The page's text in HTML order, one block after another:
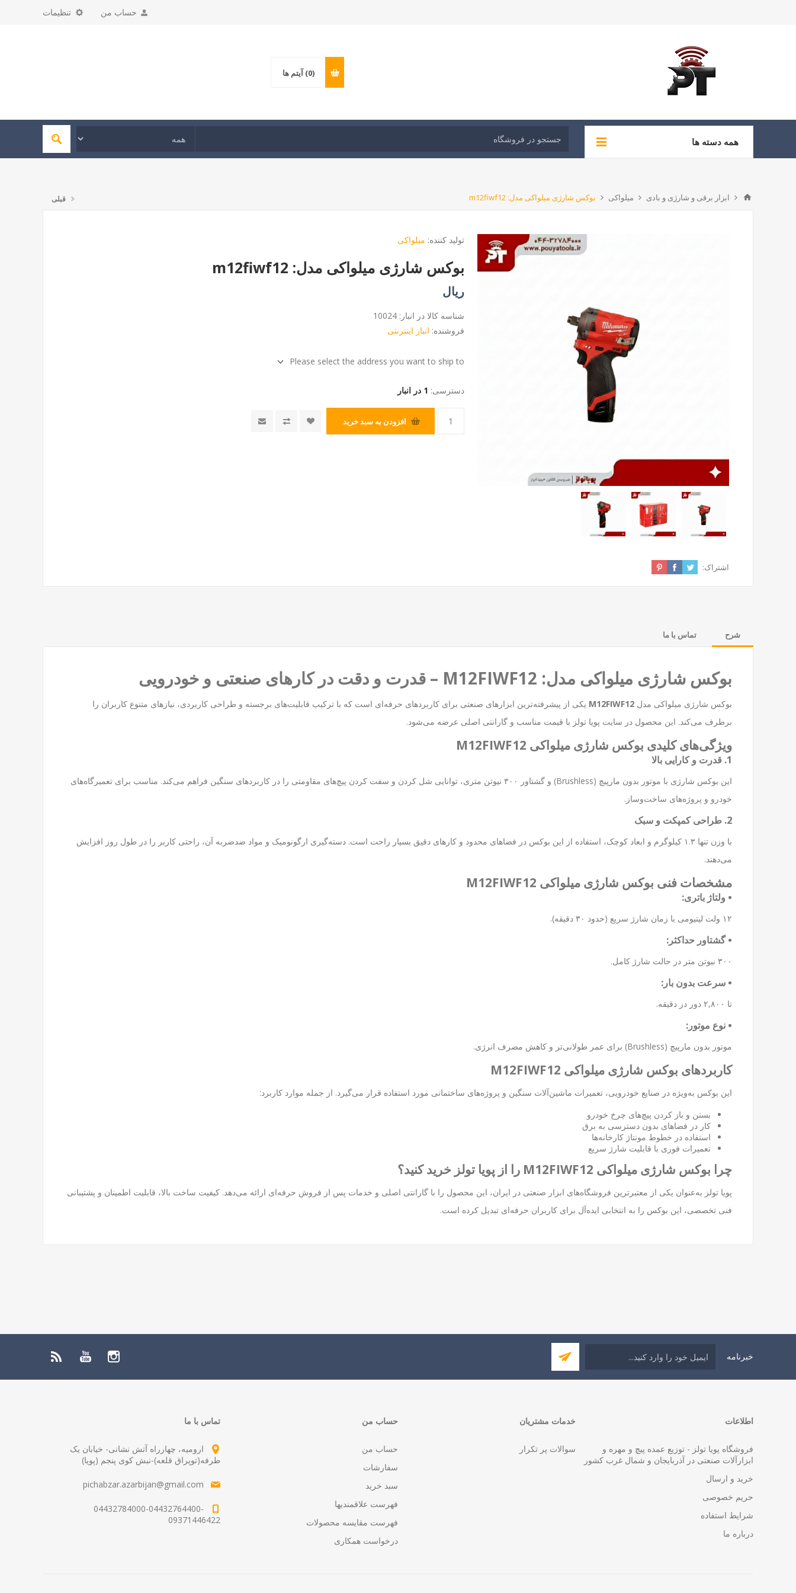
تنظیمات حساب من
(0) آیتم ها
همه دسته ها
ابزار برقی و شارژی و بادی میلواکی بوکس شارژی میلواکی مدل: m12fiwf12 قبلی
تولید کننده: میلواکی
بوکس شارژی میلواکی مدل: m12fiwf12
ریال
شناسه کالا در انبار: 10024
فروشنده: انبار اینترنتی
Please select the address you want to ship to
دسترسی: 1 در انبار
افزودن به سبد خرید
اشتراک:
شرح تماس با ما
بوکس شارژی میلواکی مدل: M12FIWF12 – قدرت و دقت در کارهای صنعتی و خودرویی
بوکس شارژی میلواکی مدل M12FIWF12 یکی از پیشرفته‌ترین ابزارهای صنعتی برای کاربردهای حرفه‌ای است که با ترکیب قابلیت‌های برجسته و طراحی کاربردی، نیازهای متنوع کاربران را
برطرف می‌کند. این محصول در سایت پویا تولز با قیمت مناسب و گارانتی اصلی عرضه می‌شود.
ویژگی‌های کلیدی بوکس شارژی میلواکی M12FIWF12
1. قدرت و کارایی بالا
این بوکس شارژی با موتور بدون مارپیچ (Brushless) و گشتاور ۳۰۰ نیوتن متری، توانایی شل کردن و سفت کردن پیچ‌های مقاومتی را در کاربردهای سنگین فراهم می‌کند. مناسب برای تعمیرگاه‌های
خودرو و پروژه‌های ساخت‌وساز.
2. طراحی کمپکت و سبک
با وزن تنها ۱.۳ کیلوگرم و ابعاد کوچک، استفاده از این بوکس در فضاهای محدود و کارهای دقیق بسیار راحت است. دسته‌گیری ارگونومیک و مواد ضدضربه آن، راحتی کاربر را در طول روز افزایش
می‌دهند.
مشخصات فنی بوکس شارژی میلواکی M12FIWF12
• ولتاژ باتری:
۱۲ ولت لیتیومی با زمان شارژ سریع (حدود ۳۰ دقیقه).
• گشتاور حداکثر:
۳۰۰ نیوتن متر در حالت شارژ کامل.
• سرعت بدون بار:
تا ۲,۸۰۰ دور در دقیقه.
• نوع موتور:
موتور بدون مارپیچ (Brushless) برای عمر طولانی‌تر و کاهش مصرف انرژی.
کاربردهای بوکس شارژی میلواکی M12FIWF12
این بوکس به‌ویژه در صنایع خودرویی، تعمیرات ماشین‌آلات سنگین و پروژه‌های ساختمانی مورد استفاده قرار می‌گیرد. از جمله موارد کاربرد:
بستن و باز کردن پیچ‌های چرخ خودرو
کار در فضاهای بدون دسترسی به برق
استفاده در خطوط مونتاژ کارخانه‌ها
تعمیرات فوری با قابلیت شارژ سریع
چرا بوکس شارژی میلواکی M12FIWF12 را از پویا تولز خرید کنید؟
پویا تولز به‌عنوان یکی از معتبرترین فروشگاه‌های ابزار صنعتی در ایران، این محصول را با گارانتی اصلی و خدمات پس از فروش حرفه‌ای ارائه می‌دهد. کیفیت ساخت بالا، قابلیت اطمینان و پشتیبانی
فنی تخصصی، این بوکس را به انتخابی ایده‌آل برای کاربران حرفه‌ای تبدیل کرده است.
خبرنامه
اطلاعات
فروشگاه پویا تولز - توزیع عمده پیچ و مهره و
ابزارآلات صنعتی در آذربایجان و شمال غرب کشور
خرید و ارسال
حریم خصوصی
شرایط استفاده
درباره ما
خدمات مشتریان
سوالات پر تکرار
حساب من
حساب من
سفارشات
سبد خرید
فهرست علاقمندیها
فهرست مقایسه محصولات
درخواست همکاری
تماس با ما
ارومیه، چهارراه آتش نشانی- خیابان یک
طرفه(توپراق قلعه)-نبش کوی پنجم (پویا)
pichabzar.azarbijan@gmail.com
04432784000-04432764400-
09371446422